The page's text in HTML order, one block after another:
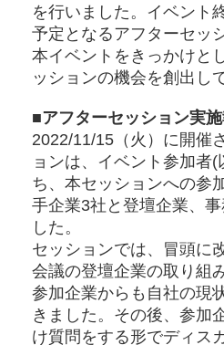
を行いました。イベント
予定となるアフターセッ
本イベントをきっかけと
ッションの機会を創出し
■アフターセッション実
2022/11/15（火）に開催
ョンは、イベント参加者(
ち、本セッションへの参
手企業3社と登壇企業、
した。
セッションでは、冒頭に
会議の登壇企業の取り組
参加企業からも自社の現
きました。その後、参加
け質問をする形でディス